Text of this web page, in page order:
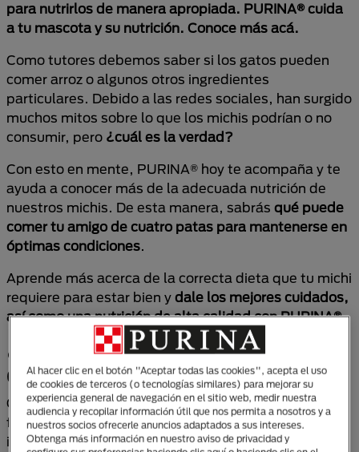
para nutrirlos de manera apropiada. PURINA® cuida
a tu mascota y su nutrición. Conoce más acá.
Como tutores debemos saber si los gatos pueden
comer arroz o algunos otros ingredientes
particulares. Debido a las redes sociales, han surgido
muchos mitos sobre lo que los michis podrían o no
consumir, pero ¿cuál es la verdad?
Con esto en mente, PURINA® hoy te acompaña y te
ayuda a conocer más de la adecuada nutrición de
nuestros michis. De esta manera, sabrás qué puede
comer tu amigo de cuatro patas para mantenerse en
óptimas condiciones.
Aprende más acerca de la correcta dieta que tu michi
requiere para estar bien y dale los mejores cuidados,
así como una nutrición de alta calidad con PURINA®.
¿Qué comen los gatos? ¿El arroz
es una opción?
Como tutores responsables de mascotas, es
fundamental entender cómo ciertos ingredientes
impactan la integridad de nuestros amigos felinos.
Al hacer clic en el botón "Aceptar todas las cookies", acepta el uso
de cookies de terceros (o tecnologías similares) para mejorar su
experiencia general de navegación en el sitio web, medir nuestra
audiencia y recopilar información útil que nos permita a nosotros y a
nuestros socios ofrecerle anuncios adaptados a sus intereses.
Obtenga más información en nuestro aviso de privacidad y